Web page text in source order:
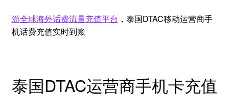
游全球海外话费流量充值平台 ，泰国DTAC移动运营商手
机话费充值实时到账
泰国DTAC运营商手机卡充值